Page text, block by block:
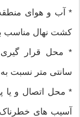
* آب و هوای
کشت نهال مناسب
سانتی متر نسبت
* محل اتصال و یا
آسیب های خطرناک